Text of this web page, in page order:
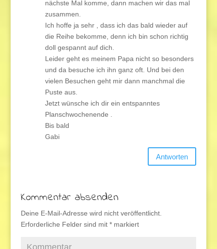
nächste Mal komme, dann machen wir das mal
zusammen.
Ich hoffe ja sehr , dass ich das bald wieder auf
die Reihe bekomme, denn ich bin schon richtig
doll gespannt auf dich.
Leider geht es meinem Papa nicht so besonders
und da besuche ich ihn ganz oft. Und bei den
vielen Besuchen geht mir dann manchmal die
Puste aus.
Jetzt wünsche ich dir ein entspanntes
Planschwochenende .
Bis bald
Gabi
Antworten
Kommentar absenden
Deine E-Mail-Adresse wird nicht veröffentlicht.
Erforderliche Felder sind mit *markiert